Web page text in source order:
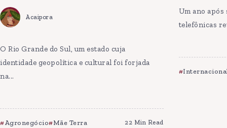
Acaipora
O Rio Grande do Sul, um estado cuja
identidade geopolítica e cultural foi forjada
na...
Agronegócio Mãe Terra 22 Min Read
Um ano após
telefônicas